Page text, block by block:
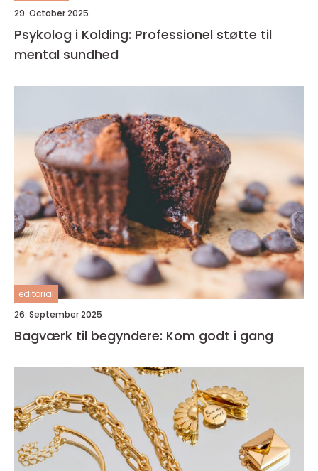
29. October 2025
Psykolog i Kolding: Professionel støtte til
mental sundhed
editorial
26. September 2025
Bagværk til begyndere: Kom godt i gang